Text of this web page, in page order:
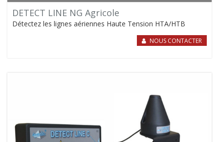
DETECT LINE NG Agricole
Détectez les lignes aériennes Haute Tension HTA/HTB
NOUS CONTACTER